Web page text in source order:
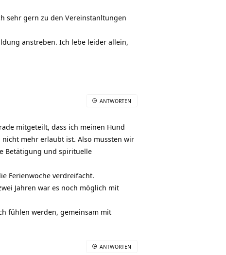
sehr gern zu den Vereinstanltungen
anstreben. Ich lebe leider allein,
mitgeteilt, dass ich meinen Hund
mehr erlaubt ist. Also mussten wir
Betätigung und spirituelle
Ferienwoche verdreifacht.
Jahren war es noch möglich mit
fühlen werden, gemeinsam mit
ANTWORTEN
ANTWORTEN